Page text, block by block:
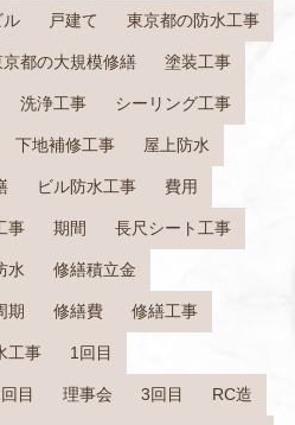
ル 戸建て 東京都の防水工事
京都の大規模修繕 塗装工事
洗浄工事 シーリング工事
下地補修工事 屋上防水
ビル防水工事 費用
事 期間 長尺シート工事
水 修繕積立金
期 修繕費 修繕工事
工事 1回目
目 理事会 3回目 RC造